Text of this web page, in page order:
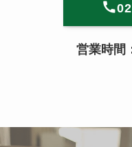
営業時間